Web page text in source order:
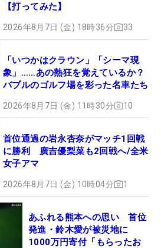
【打ってみた】
2026年8月7日 (金) 18時36分 33
「いつかはクラウン」「シーマ現
象」……あの熱狂を覚えているか？
バブルのゴルフ場を彩った名車たち
2026年8月7日 (金) 11時30分 10
首位通過の岩永杏奈がマッチ1回戦
に勝利 廣吉優梨菜も2回戦へ/全米
女子アマ
2026年8月7日 (金) 10時04分 1
あふれる熊本への思い 首位
発進・鈴木愛が被災地に
1000万円寄付「もらったお